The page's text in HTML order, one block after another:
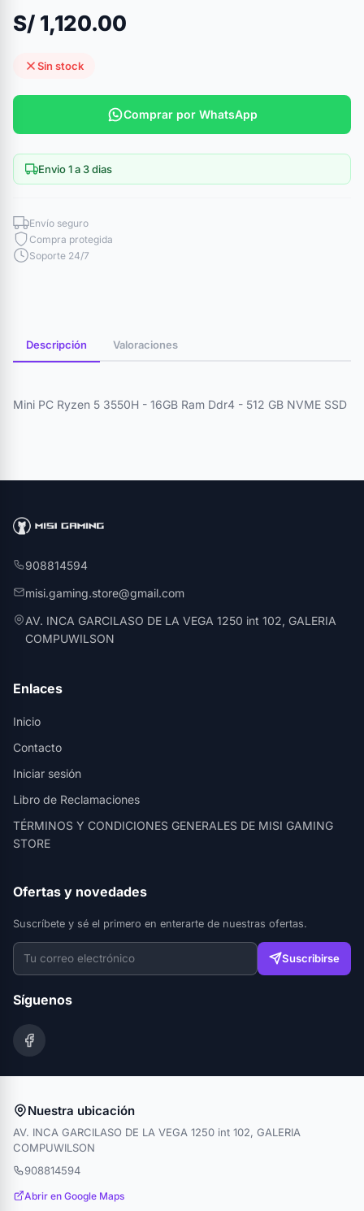
S/ 1,120.00
Sin stock
Comprar por WhatsApp
Envio 1 a 3 dias
Envío seguro
Compra protegida
Soporte 24/7
Descripción Valoraciones
Mini PC Ryzen 5 3550H - 16GB Ram Ddr4 - 512 GB NVME SSD
908814594
misi.gaming.store@gmail.com
AV. INCA GARCILASO DE LA VEGA 1250 int 102, GALERIA
COMPUWILSON
Enlaces
Inicio
Contacto
Iniciar sesión
Libro de Reclamaciones
TÉRMINOS Y CONDICIONES GENERALES DE MISI GAMING
STORE
Ofertas y novedades
Suscríbete y sé el primero en enterarte de nuestras ofertas.
Suscribirse
Síguenos
Nuestra ubicación
AV. INCA GARCILASO DE LA VEGA 1250 int 102, GALERIA
COMPUWILSON
908814594
Abrir en Google Maps